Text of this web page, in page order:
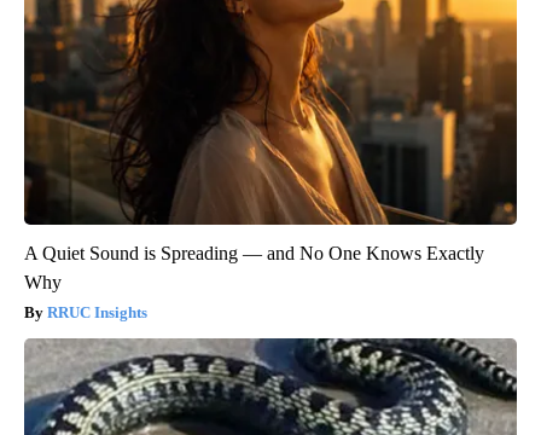
A Quiet Sound is Spreading — and No One Knows Exactly
Why
RRUC Insights